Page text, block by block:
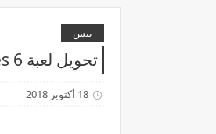
بيس
تحويل لعبة Pes 6 إلى Pes 18 + المنتخبات العربية بحجم 3 mb
18 أكتوبر 2018